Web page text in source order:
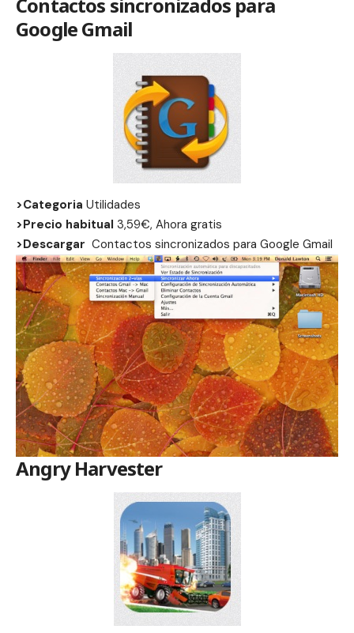
Contactos sincronizados para
Google Gmail
>Categoria Utilidades
>Precio habitual 3,59€, Ahora gratis
>Descargar Contactos sincronizados para Google Gmail
Angry Harvester